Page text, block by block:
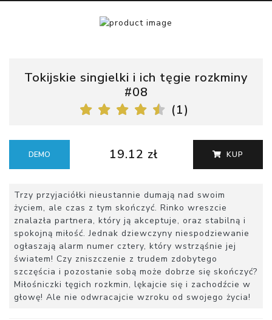
Tokijskie singielki i ich tęgie rozkminy
#08
(1)
DEMO 19.12 zł KUP
Trzy przyjaciółki nieustannie dumają nad swoim
życiem, ale czas z tym skończyć. Rinko wreszcie
znalazła partnera, który ją akceptuje, oraz stabilną i
spokojną miłość. Jednak dziewczyny niespodziewanie
ogłaszają alarm numer cztery, który wstrząśnie jej
światem! Czy zniszczenie z trudem zdobytego
szczęścia i pozostanie sobą może dobrze się skończyć?
Miłośniczki tęgich rozkmin, lękajcie się i zachodźcie w
głowę! Ale nie odwracajcie wzroku od swojego życia!